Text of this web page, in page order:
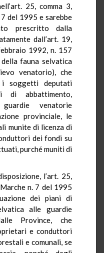
25, comma 3,
del 1995 e sarebbe
prescritto dalla
dall’art. 19,
1992, n. 157
fauna selvatica
venatorio), che
soggetti deputati
di abbattimento,
venatorie
provinciale, le
munite di licenza di
dei fondi su
purché muniti di
l’art. 25,
n. 7 del 1995
dei piani di
alle guardie
Province, che
e conduttori
e comunali, se